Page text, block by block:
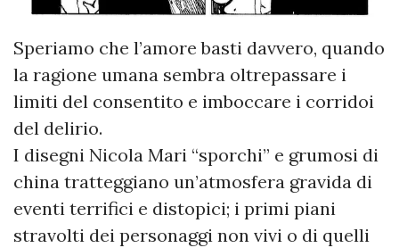
Speriamo che l’amore basti davvero, quando
la ragione umana sembra oltrepassare i
limiti del consentito e imboccare i corridoi
del delirio.
I disegni Nicola Mari “sporchi” e grumosi di
china tratteggiano un’atmosfera gravida di
eventi terrifici e distopici; i primi piani
stravolti dei personaggi non vivi o di quelli